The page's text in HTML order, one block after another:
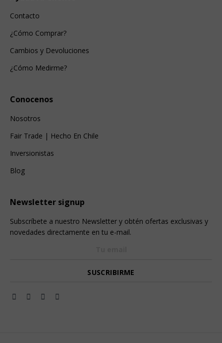
Contacto
¿Cómo Comprar?
Cambios y Devoluciones
¿Cómo Medirme?
Conocenos
Nosotros
Fair Trade | Hecho En Chile
Inversionistas
Blog
Newsletter signup
Subscríbete a nuestro Newsletter y obtén ofertas exclusivas y
novedades directamente en tu e-mail.